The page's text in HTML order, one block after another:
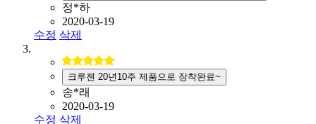
정*하
2020-03-19
수정 삭제
크루젠 20년10주 제품으로 장착완료~
송*래
2020-03-19
수정 삭제